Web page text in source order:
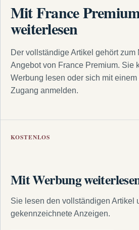
Mit France
weiterlesen
Der vollständige Artikel gehört zum
Angebot von France Premium. Sie
Werbung lesen oder sich mit
Zugang anmelden.
KOSTENLOS
Mit Werbung
Sie lesen den vollständigen Artikel
gekennzeichnete Anzeigen.